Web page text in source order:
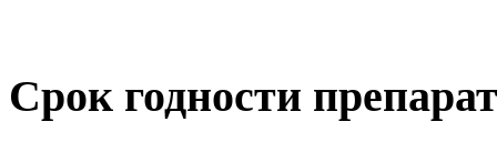
Срок годности